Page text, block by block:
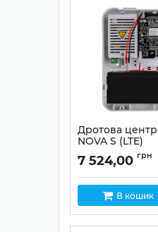
Дротова
NOVA S (LTE)
Артикул: 02-00050
7 524,00 грн
В кошик